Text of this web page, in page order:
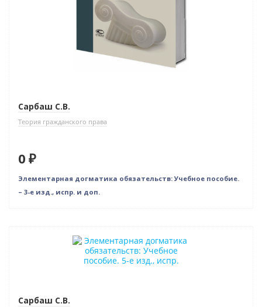
Сарбаш С.В.
Теория гражданского права
0 ₽
Элементарная догматика обязательств: Учебное пособие.
– 3-е изд., испр. и доп.
Сарбаш С.В.